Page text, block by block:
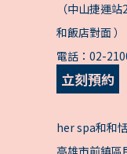
（中山捷運
和飯店對面 ）
電話： 02-
立刻預約
her spa和和
高雄市前鎮區